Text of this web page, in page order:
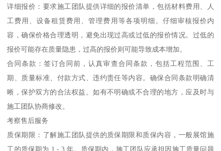
详细报价：要求施工团队提供详细的报价清单，包括材料费用、人
工费用、设备租赁费用、管理费用等各项明细。仔细审核报价内
容，确保价格合理透明，避免出现过高或过低的报价情况。过低的
报价可能存在质量隐患，过高的报价则可能导致成本增加。
合同条款：签订合同前，认真审查合同条款，包括工程范围、工
期、质量标准、付款方式、违约责任等内容。确保合同条款明确清
晰，保护双方的合法权益。如有不明确或不合理的地方，应及时与
施工团队协商修改。
考察售后服务
质保期限：了解施工团队提供的质保期限和质保内容，一般展馆施
工的质保期为 1 - 3 年。质保期内，施工团队应承担因施工质量问题